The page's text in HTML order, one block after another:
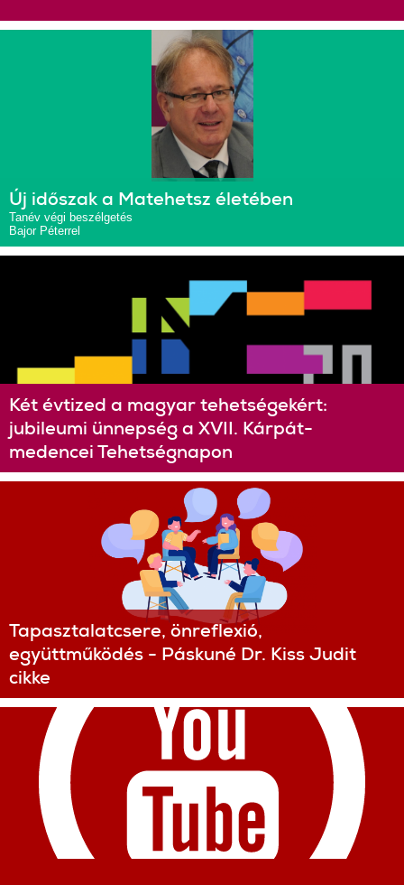
Új időszak a Matehetsz életében
Tanév végi beszélgetés
Bajor Péterrel
Két évtized a magyar tehetségekért:
jubileumi ünnepség a XVII. Kárpát-
medencei Tehetségnapon
Tapasztalatcsere, önreflexió,
együttműködés - Páskuné Dr. Kiss Judit
cikke